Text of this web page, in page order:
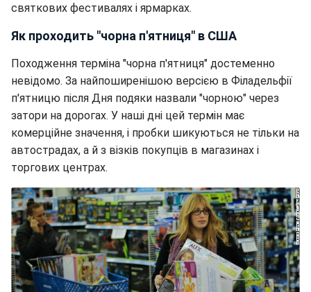
святкових фестивалях і ярмарках.
Як проходить "чорна п'ятниця" в США
Походження терміна "чорна п'ятниця" достеменно
невідомо. За найпоширенішою версією в Філадельфії
п'ятницю після Дня подяки назвали "чорною" через
затори на дорогах. У наші дні цей термін має
комерційне значення, і пробки шикуються не тільки на
автострадах, а й з візків покупців в магазинах і
торгових центрах.